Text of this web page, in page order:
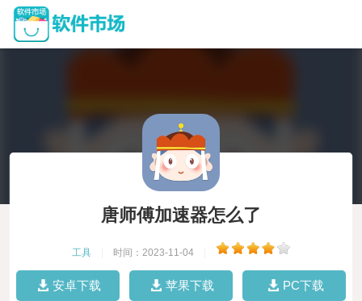
唐师傅加速器怎么了
工具 时间：2023-11-04
安卓下载 苹果下载 PC下载